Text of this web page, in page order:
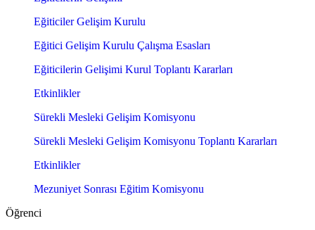
Eğiticiler Gelişim Kurulu
Eğitici Gelişim Kurulu Çalışma Esasları
Eğiticilerin Gelişimi Kurul Toplantı Kararları
Etkinlikler
Sürekli Mesleki Gelişim Komisyonu
Sürekli Mesleki Gelişim Komisyonu Toplantı Kararları
Etkinlikler
Mezuniyet Sonrası Eğitim Komisyonu
Öğrenci